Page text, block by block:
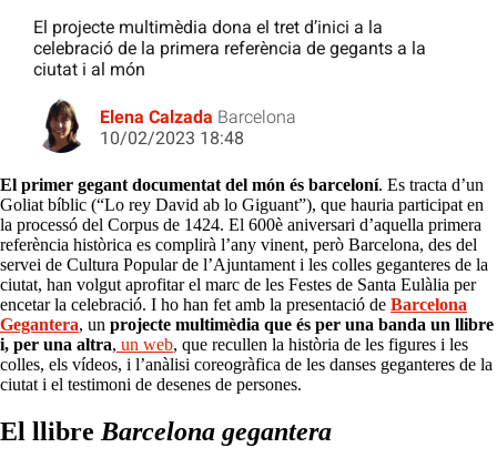
El projecte multimèdia dona el tret d’inici a la
celebració de la primera referència de gegants a la
ciutat i al món
Elena Calzada Barcelona
10/02/2023 18:48
El primer gegant documentat del món és barceloní. Es tracta d’un
Goliat bíblic (“Lo rey David ab lo Giguant”), que hauria participat en
la processó del Corpus de 1424. El 600è aniversari d’aquella primera
referència històrica es complirà l’any vinent, però Barcelona, des del
servei de Cultura Popular de l’Ajuntament i les colles geganteres de la
ciutat, han volgut aprofitar el marc de les Festes de Santa Eulàlia per
encetar la celebració. I ho han fet amb la presentació de Barcelona
Gegantera, un projecte multimèdia que és per una banda un llibre
i, per una altra, un web, que recullen la història de les figures i les
colles, els vídeos, i l’anàlisi coreogràfica de les danses geganteres de la
ciutat i el testimoni de desenes de persones.
El llibreBarcelona gegantera